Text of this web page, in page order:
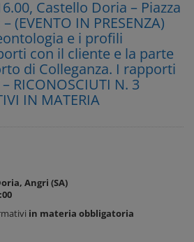
Castello Doria – Piazza
(EVENTO IN PRESENZA)
e i profili
con il cliente e la parte
di Colleganza. I rapporti
RICONOSCIUTI N. 3
IN MATERIA
Angri (SA)
in materia obbligatoria